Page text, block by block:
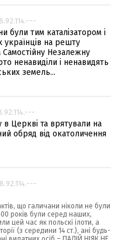
були тим каталізатором і
українців на решту
Незалежну
ненавиділи і ненавидять
земель...
в Церкві та врятували на
обряд від окатоличення
що галичани ніколи не були
років були серед наших,
цей час як польскі ілоти, а
(з середини 14 ст.), ані будь-